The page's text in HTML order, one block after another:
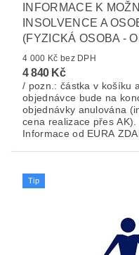
INFORMACE K
INSOLVENCE A
(FYZICKÁ OSOBA -
4 000 Kč bez DPH
4 840 Kč
/ pozn.: částka v košíku a
objednávce bude na
objednávky anulována
cena realizace přes AK).
Informace od EURA
Tip